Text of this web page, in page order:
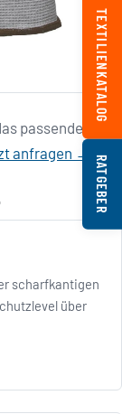
TEXTILIENKATALOG
RATGEBER
passende
anfragen →
scharfkantigen
über